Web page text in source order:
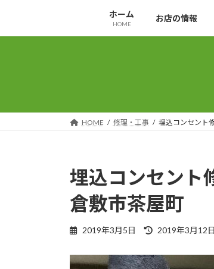
テ
ゲ
ホーム
HOME
お店の情報
HOME 修理・工事 埋込コンセント
埋込コンセン
倉敷市茶屋町
2019年3月5日
最
新
2019年3月12日